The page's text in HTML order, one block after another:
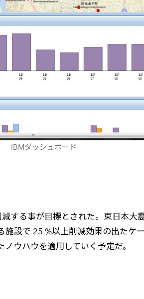
IBMダッシュボード
する事が目標とされた。東日本大
設で 25 %以上削減効果の出たケ
ウハウを適用していく予定だ。